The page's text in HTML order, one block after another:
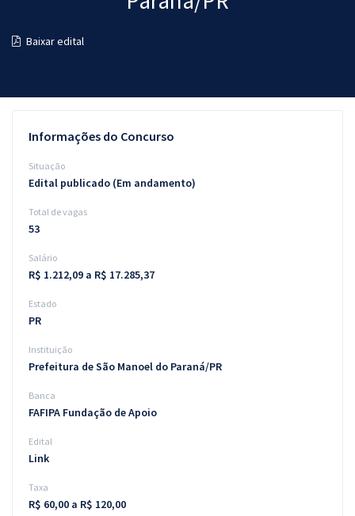
Graduação
Questões grátis
Blog
Aprovados
Atendimento
Baixar edital
Informações do Concurso
Situação
Edital publicado (Em andamento)
Total de vagas
53
Salário
R$ 1.212,09 a R$ 17.285,37
Estado
PR
Instituição
Prefeitura de São Manoel do Paraná/PR
Banca
FAFIPA Fundação de Apoio
Edital
Link
Taxa
R$ 60,00 a R$ 120,00